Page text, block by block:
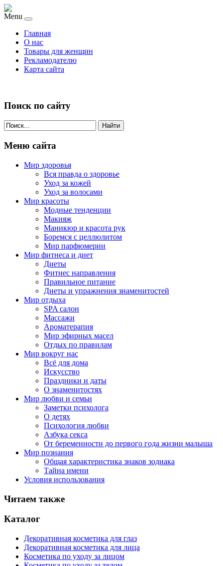
Menu
Главная
О нас
Товары для женщин
Рекламодателю
Карта сайта
Поиск по сайту
Найти
Меню сайта
Мир здоровья
Вся правда о здоровье
Уход за кожей
Уход за волосами
Мир красоты
Модные тенденции
Макияж
Маникюр и красота рук
Боремся с целлюлитом
Мир парфюмерии
Мир фитнеса и диет
Диеты
Фитнес направления
Правильное питание
Диеты и упражнения знаменитостей
Мир отдыха
SPA салон
Массажи
Ароматерапия
Мир эфирных масел
Отдых по правилам
Мир вокруг нас
Всё для дома
Искусство
Праздники и даты
О знаменитостях
Мир любви и семьи
Заметки психолога
О детях
Психология любви
Азбука секса
От беременности до первого года жизни малыша
Мир познания
Общая характеристика знаков зодиака
Тайна имени
Условия использования
Читаем также
Каталог
Декоративная косметика для глаз
Декоративная косметика для лица
Косметика по уходу за лицом